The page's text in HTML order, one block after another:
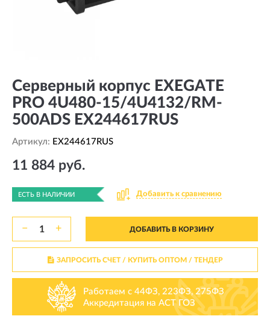
Серверный корпус EXEGATE
PRO 4U480-15/4U4132/RM-
500ADS EX244617RUS
Артикул: EX244617RUS
11 884 руб.
ЕСТЬ В НАЛИЧИИ Добавить к сравнению
− + ДОБАВИТЬ В КОРЗИНУ
ЗАПРОСИТЬ СЧЕТ / КУПИТЬ ОПТОМ/ ТЕНДЕР
Работаем с 44ФЗ, 223ФЗ, 275ФЗ
Аккредитация на АСТ ГОЗ